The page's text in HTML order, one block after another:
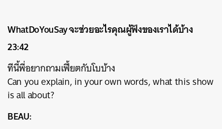
WhatDoYouSay จะช่วยอะไรคุณผู้ฟังของเราได้บ้าง
23:42
ทีนี้พี่อยากถามเฟี้ยตกับโบบ้าง
Can you explain, in your own words, what this show
is all about?
BEAU: